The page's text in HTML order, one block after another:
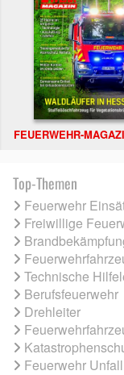
FEUERWEHR-
Top-Themen
Feuerwehr
Freiwillige
Technische
Berufsfeuerwehr
Drehleiter
Feuerwehr Unfall